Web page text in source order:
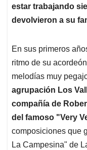
estar trabajando
devolvieron a su
En sus primeros
ritmo de su
melodías muy
agrupación Los
compañía de
del famoso "Very
composiciones que
La Campesina" de